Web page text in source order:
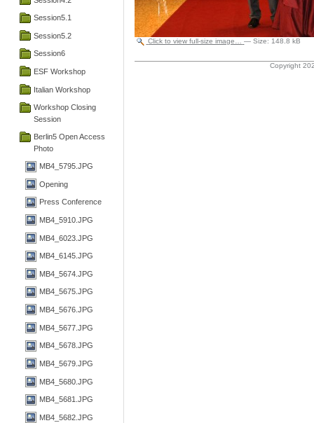
Session5.1
Session5.2
Session6
ESF Workshop
Italian Workshop
Workshop Closing
Session
Berlin5 Open Access
Photo
MB4_5795.JPG
Opening
Press Conference
MB4_5910.JPG
MB4_6023.JPG
MB4_6145.JPG
MB4_5674.JPG
MB4_5675.JPG
MB4_5676.JPG
MB4_5677.JPG
MB4_5678.JPG
MB4_5679.JPG
MB4_5680.JPG
MB4_5681.JPG
MB4_5682.JPG
Click to view full-size image… —Size:148.8 kB
Copyright